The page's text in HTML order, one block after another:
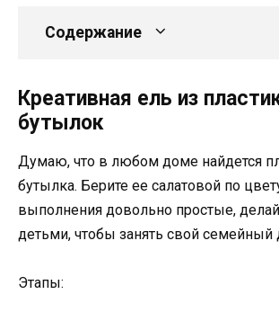
Содержание
Креативная ель из
бутылок
Думаю, что в любом доме найдется
бутылка. Берите ее салатовой по
выполнения довольно простые,
детьми, чтобы занять свой семейный
Этапы: